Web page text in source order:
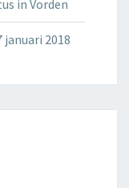
in Vorden
januari 2018